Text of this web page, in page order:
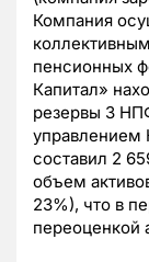
Компания
пенсионных
Капитал»
резервы 3
управлением
составил 2
объем
23%), что в
переоценкой